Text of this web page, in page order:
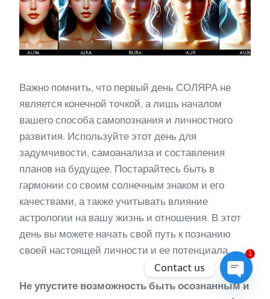
Важно помнить, что первый день СОЛЯРА не
является конечной точкой, а лишь началом
вашего способа самопознания и личностного
развития. Используйте этот день для
задумчивости, самоанализа и составления
планов на будущее. Постарайтесь быть в
гармонии со своим солнечным знаком и его
качествами, а также учитывать влияние
астрологии на вашу жизнь и отношения. В этот
день вы можете начать свой путь к познанию
своей настоящей личности и ее потенциала.
Не упустите возможность быть осознанным и
Contact us
Open
1